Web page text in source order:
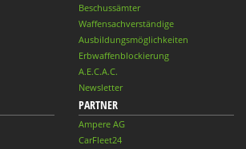
Beschussämter
Waffensachverständige
Ausbildungsmöglichkeiten
Erbwaffenblockierung
A.E.C.A.C.
Newsletter
PARTNER
Ampere AG
CarFleet24